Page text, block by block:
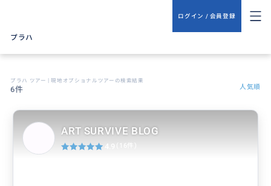
ログイン / 会員登録
プラハ
プラハ ツアー | 現地オプショナルツアーの検索結果
6件 人気順
ART SURVIVE BLOG
4.9 (16件)